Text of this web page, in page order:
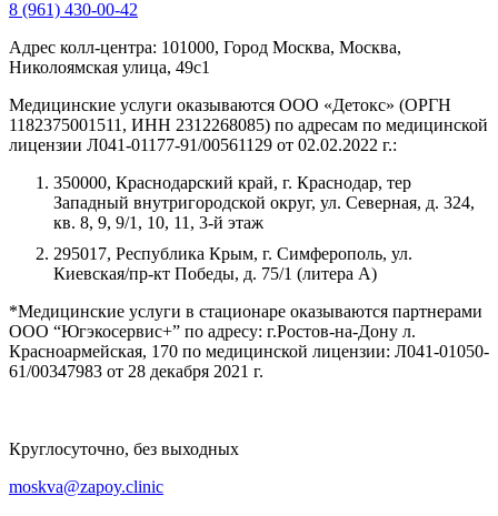
8 (961) 430-00-42
Адрес колл-центра: 101000, Город Москва, Москва,
Николоямская улица, 49с1
Медицинские услуги оказываются ООО «Детокс» (ОРГН
1182375001511, ИНН 2312268085) по адресам по медицинской
лицензии Л041-01177-91/00561129 от 02.02.2022 г.:
350000, Краснодарский край, г. Краснодар, тер
Западный внутригородской округ, ул. Северная, д. 324,
кв. 8, 9, 9/1, 10, 11, 3-й этаж
295017, Республика Крым, г. Симферополь, ул.
Киевская/пр-кт Победы, д. 75/1 (литера А)
*Медицинские услуги в стационаре оказываются партнерами
ООО “Югэкосервис+” по адресу: г.Ростов-на-Дону л.
Красноармейская, 170 по медицинской лицензии: Л041-01050-
61/00347983 от 28 декабря 2021 г.
Круглосуточно, без выходных
moskva@zapoy.clinic